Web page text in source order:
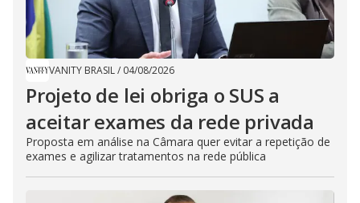
VANITY BRASIL/ 04/08/2026
Projeto de lei obriga o SUS a
aceitar exames da rede privada
Proposta em análise na Câmara quer evitar a repetição de
exames e agilizar tratamentos na rede pública